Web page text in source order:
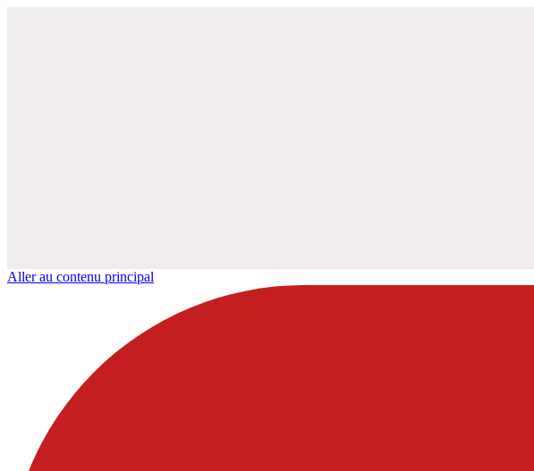
Aller au contenu principal